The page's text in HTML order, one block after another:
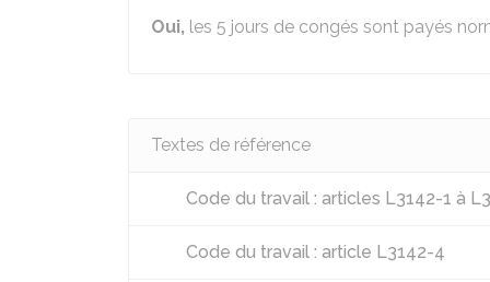
Oui, les 5 jours de congés sont payés
Textes de référence
Code du travail : articles L3142-1 à
Code du travail : article L3142-4